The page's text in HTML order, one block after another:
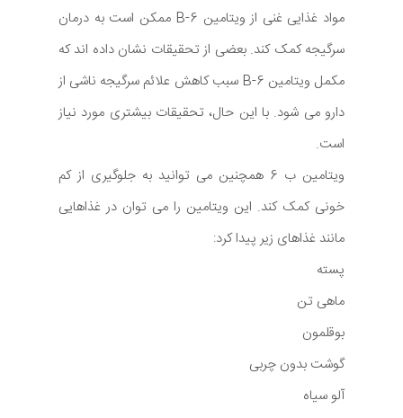
مواد غذایی غنی از ویتامین B-6 ممکن است به درمان
سرگیجه کمک کند. بعضی از تحقیقات نشان داده اند که
مکمل ویتامین B-6 سبب کاهش علائم سرگیجه ناشی از
دارو می شود. با این حال، تحقیقات بیشتری مورد نیاز
است.
ویتامین ب 6 همچنین می توانید به جلوگیری از کم
خونی کمک کند. این ویتامین را می توان در غذاهایی
مانند غذاهای زیر پیدا کرد:
پسته
ماهی تن
بوقلمون
گوشت بدون چربی
آلو سیاه